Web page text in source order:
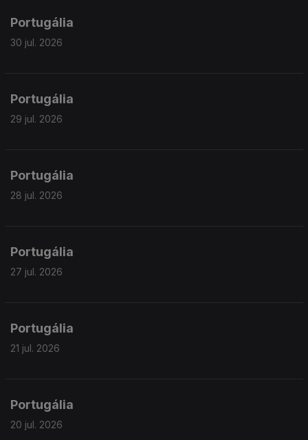
Portugália
30 jul. 2026
Portugália
29 jul. 2026
Portugália
28 jul. 2026
Portugália
27 jul. 2026
Portugália
21 jul. 2026
Portugália
20 jul. 2026